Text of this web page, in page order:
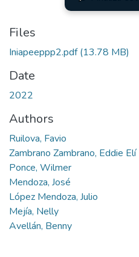
Files
Iniapeeppp2.pdf(13.78 MB)
Date
2022
Authors
Ruilova, Favio
Zambrano Zambrano, Eddie Elí
Ponce, Wilmer
Mendoza, José
López Mendoza, Julio
Mejía, Nelly
Avellán, Benny